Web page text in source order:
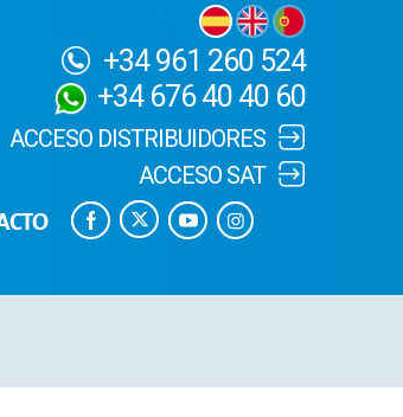
+34 961 260 524
+34 676 40 40 60
ACCESO DISTRIBUIDORES
ACCESO SAT